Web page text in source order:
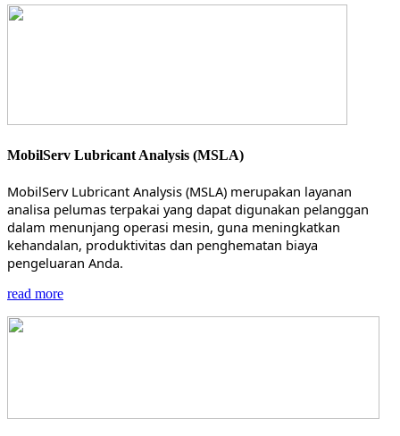
MobilServ Lubricant Analysis (MSLA)
MobilServ Lubricant Analysis (MSLA) merupakan layanan
analisa pelumas terpakai yang dapat digunakan pelanggan
dalam menunjang operasi mesin, guna meningkatkan
kehandalan, produktivitas dan penghematan biaya
pengeluaran Anda.
read more